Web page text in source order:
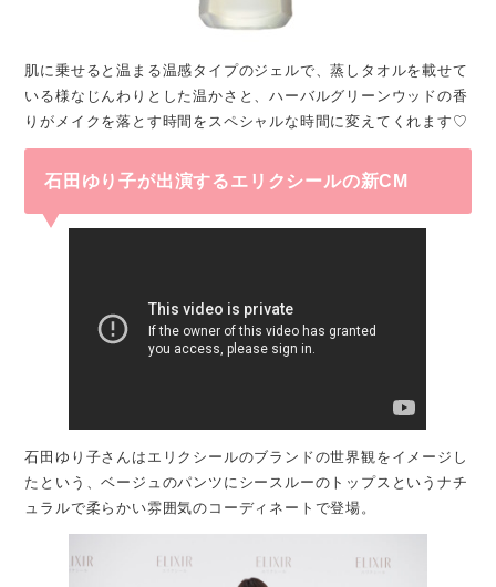
肌に乗せると温まる温感タイプのジェルで、蒸しタオルを載せて
いる様なじんわりとした温かさと、ハーバルグリーンウッドの香
りがメイクを落とす時間をスペシャルな時間に変えてくれます♡
石田ゆり子が出演するエリクシールの新CM
石田ゆり子さんはエリクシールのブランドの世界観をイメージし
たという、ベージュのパンツにシースルーのトップスというナチ
ュラルで柔らかい雰囲気のコーディネートで登場。